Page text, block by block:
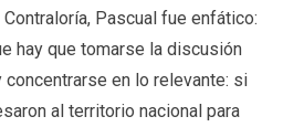
Pascual fue enfático:
hay que tomarse la discusión
concentrarse en lo relevante: si
al territorio nacional para